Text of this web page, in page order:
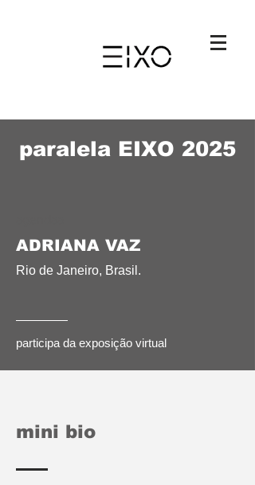
paralela EIXO 2025
ADRIANA VAZ
Rio de Janeiro, Brasil.
participa da exposição virtual
mini bio